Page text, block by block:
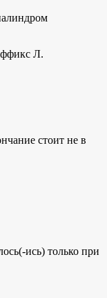
Л.
стоит не в
ись) только при